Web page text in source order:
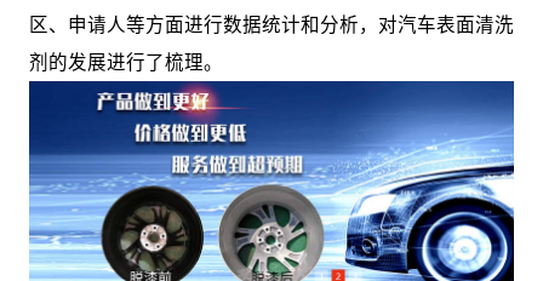
区、申请人等方面进行数据统计和分析，对汽车表面清洗
剂的发展进行了梳理。